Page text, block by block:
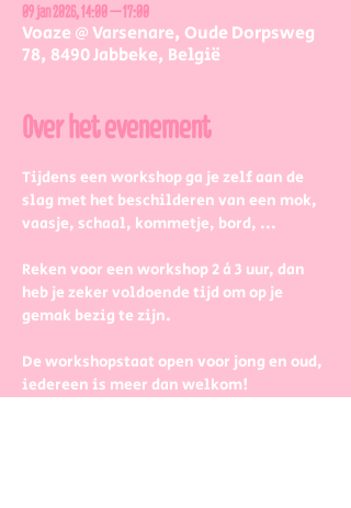
09 jan 2026, 14:00 – 17:00
Voaze @ Varsenare, Oude Dorpsweg
78, 8490 Jabbeke, België
Over het evenement
Tijdens een workshop ga je zelf aan de
slag met het beschilderen van een mok,
vaasje, schaal, kommetje, bord, ...
Reken voor een workshop 2 à 3 uur, dan
heb je zeker voldoende tijd om op je
gemak bezig te zijn.
De workshopstaat open voor jong en oud,
iedereen is meer dan welkom!